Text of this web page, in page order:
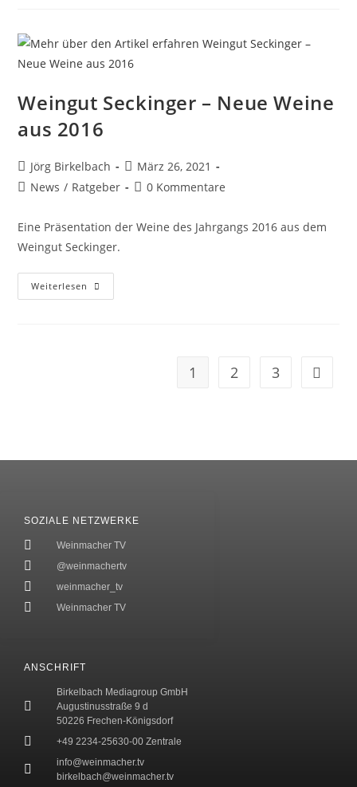
Weingut Seckinger – Neue Weine
aus 2016
Jörg Birkelbach
März 26, 2021
News / Ratgeber 0 Kommentare
Eine Präsentation der Weine des Jahrgangs 2016 aus dem
Weingut Seckinger.
Weiterlesen
1 2 3
ANSCHRIFT
Birkelbach Mediagroup GmbH
Augustinusstraße 9 d
50226 Frechen-Königsdorf
+49 2234-25630-00 Zentrale
info@weinmacher.tv
birkelbach@weinmacher.tv
SOZIALE NETZWERKE
Weinmacher TV
@weinmachertv
weinmacher_tv
Weinmacher TV